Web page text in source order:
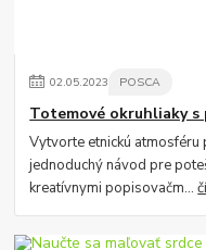
02.05.2023 POSCA
Totemové okruhliaky s
Vytvorte etnickú atmosféru
jednoduchý návod pre
kreatívnymi popisovačm...